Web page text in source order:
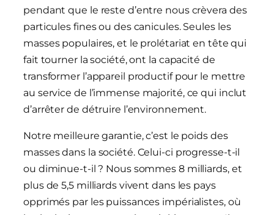
pendant que le reste d’entre nous crèvera des
particules fines ou des canicules. Seules les
masses populaires, et le prolétariat en tête qui
fait tourner la société, ont la capacité de
transformer l’appareil productif pour le mettre
au service de l’immense majorité, ce qui inclut
d’arrêter de détruire l’environnement.
Notre meilleure garantie, c’est le poids des
masses dans la société. Celui-ci progresse-t-il
ou diminue-t-il ? Nous sommes 8 milliards, et
plus de 5,5 milliards vivent dans les pays
opprimés par les puissances impérialistes, où